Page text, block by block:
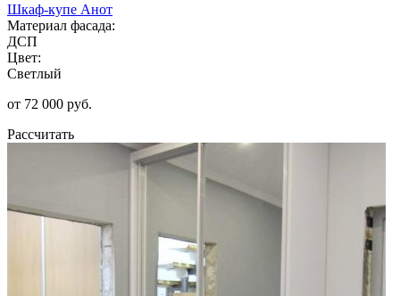
Шкаф-купе Анот
Материал фасада:
ДСП
Цвет:
Светлый
от 72 000 руб.
Рассчитать